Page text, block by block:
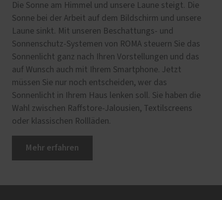
Die Sonne am Himmel und unsere Laune steigt. Die
Sonne bei der Arbeit auf dem Bildschirm und unsere
Laune sinkt. Mit unseren Beschattungs- und
Sonnenschutz-Systemen von ROMA steuern Sie das
Sonnenlicht ganz nach Ihren Vorstellungen und das
auf Wunsch auch mit Ihrem Smartphone. Jetzt
müssen Sie nur noch entscheiden, wer das
Sonnenlicht in Ihrem Haus lenken soll. Sie haben die
Wahl zwischen Raffstore-Jalousien, Textilscreens
oder klassischen Rollläden.
Mehr erfahren